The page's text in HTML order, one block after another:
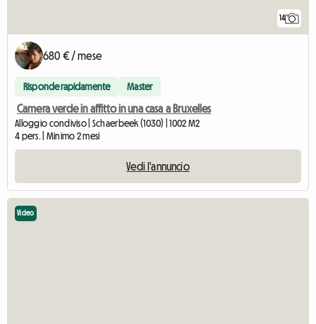
14
680 € / mese
Risponde rapidamente Master
Camera verde in affitto in una casa a Bruxelles
Alloggio condiviso | Schaerbeek (1030) | 1002 M2
4 pers. | Minimo 2 mesi
Vedi l'annuncio
Video